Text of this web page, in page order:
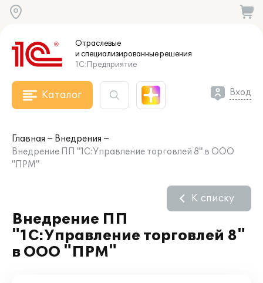
Отраслевые
и специализированныерешения
1С:Предприятие
Каталог Вход
Главная
Внедрения
Внедрение ПП "1С:Управление торговлей 8" в ООО
"ПРМ"
Внедрение ПП
"1С:Управление торговлей 8"
в ООО "ПРМ"
К списку